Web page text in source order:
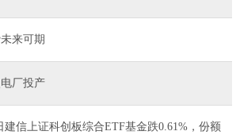
来可期
厂投产
建信上证科创板综合ETF基金跌0.61%，份额